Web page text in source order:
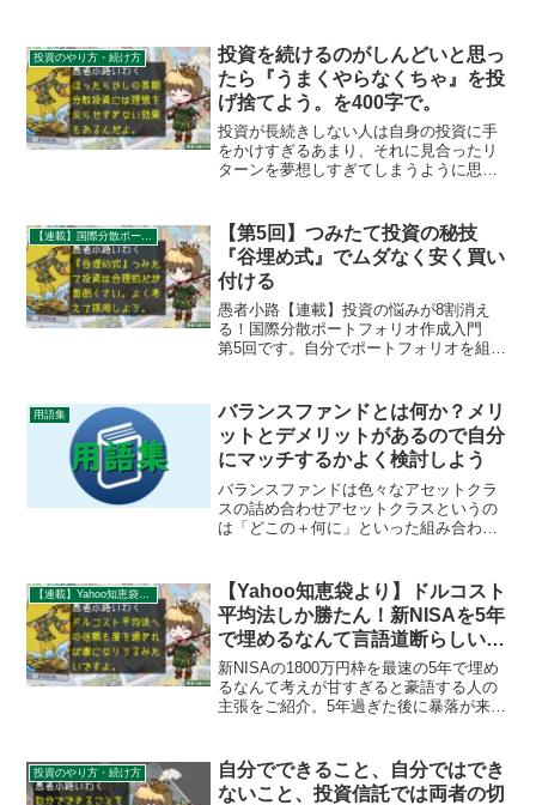
投資のやり方・続け方
投資を続けるのがしんどいと思っ
たら『うまくやらなくちゃ』を投
げ捨てよう。を400字で。
投資が長続きしない人は自身の投資に手
をかけすぎるあまり、それに見合ったリ
ターンを夢想しすぎてしまうように思え
原因にもなり得ます。投資にはあまり手
をかけすぎず、暇だから新しい趣味を始
めたくなるぐらいの温度がちょうどいい
のです。
【連載】国際分散ポートフォリオ作成入門
【第5回】つみたて投資の秘技
『谷埋め式』でムダなく安く買い
付ける
愚者小路【連載】投資の悩みが8割消え
る！国際分散ポートフォリオ作成入門
第5回です。自分でポートフォリオを組む
プで作っていくか」を連載記事としてま
とめて参ります。前回ま...
用語集
バランスファンドとは何か？メリ
ットとデメリットがあるので自分
にマッチするかよく検討しよう
バランスファンドは色々なアセットクラ
スの詰め合わせアセットクラスというの
は「どこの＋何に」といった組み合わせ
ヨーロッパ株式、新興国債券、先進国
REITなどなど・・・これ...
【Yahoo知恵袋より】ドルコスト
平均法しか勝たん！新NISAを5年
で埋めるなんて言語道断らしいで
す。を400字で。
新NISAの1800万円枠を最速の5年で埋め
るなんて考えが甘すぎると豪語する人の
主張をご紹介。5年過ぎた後に暴落が来た
総じて無力なのでドルコスト平均法への
過信は禁物なのです。
投資のやり方・続け方
自分でできること、自分ではでき
ないこと、投資信託では両者の切